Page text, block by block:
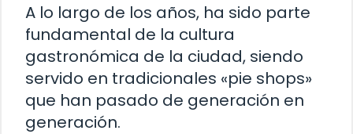
A lo largo de los años, ha sido parte
fundamental de la cultura
gastronómica de la ciudad, siendo
servido en tradicionales «pie shops»
que han pasado de generación en
generación.